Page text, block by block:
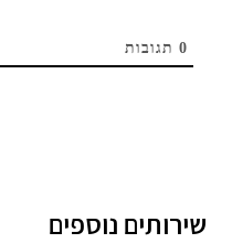
תגובות
נוספים